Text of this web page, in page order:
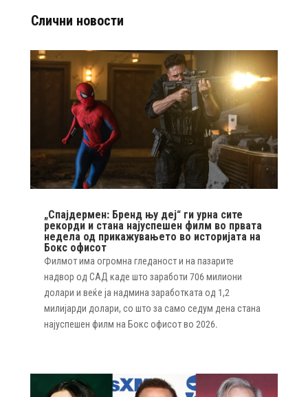
Слични новости
„Спајдермен: Бренд њу деј“ ги урна сите
рекорди и стана најуспешен филм во првата
недела од прикажувањето во историјата на
Бокс офисот
Филмот има огромна гледаност и на пазарите
надвор од САД каде што заработи 706 милиони
долари и веќе ја надмина заработката од 1,2
милијарди долари, со што за само седум дена стана
најуспешен филм на Бокс офисот во 2026.